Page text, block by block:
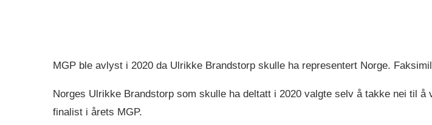
MGP ble avlyst i 2020 da Ulrikke Brandstorp skulle ha representert Norge.
Norges Ulrikke Brandstorp som skulle ha deltatt i 2020 valgte selv å takke nei til å
finalist i årets MGP.